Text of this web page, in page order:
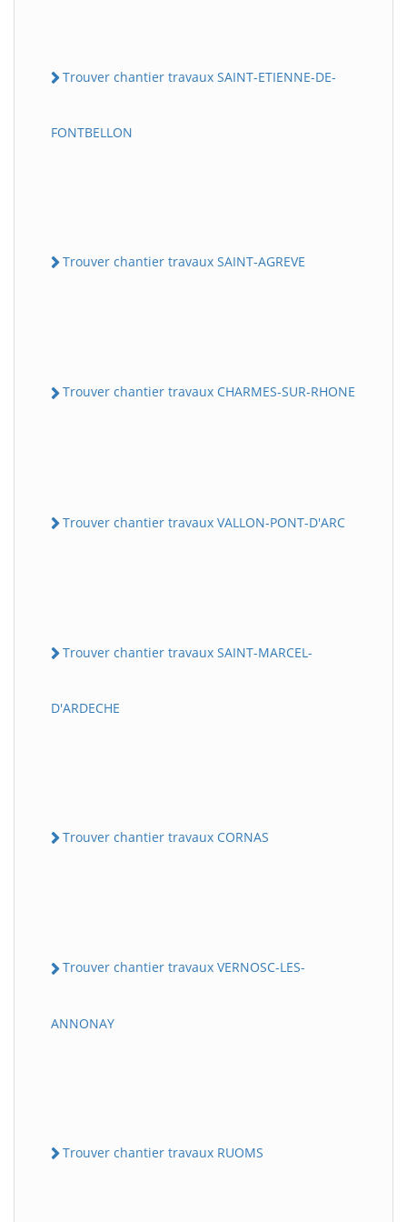
Trouver chantier travaux SAINT-ETIENNE-DE-
FONTBELLON
Trouver chantier travaux SAINT-AGREVE
Trouver chantier travaux CHARMES-SUR-RHONE
Trouver chantier travaux VALLON-PONT-D'ARC
Trouver chantier travaux SAINT-MARCEL-
D'ARDECHE
Trouver chantier travaux CORNAS
Trouver chantier travaux VERNOSC-LES-
ANNONAY
Trouver chantier travaux RUOMS